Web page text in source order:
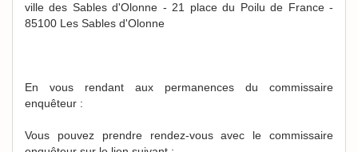
ville des Sables d'Olonne - 21 place du Poilu de France -
85100 Les Sables d'Olonne
En vous rendant aux permanences du commissaire
enquêteur :
Vous pouvez prendre rendez-vous avec le commissaire